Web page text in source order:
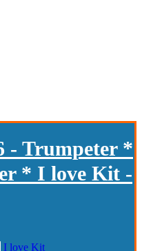
- Trumpeter *
* I love Kit -
I love Kit